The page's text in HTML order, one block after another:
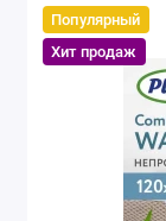
Популярный
Хит продаж